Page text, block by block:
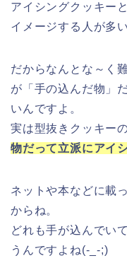
アイシングクッキー
イメージする人が多
だからなんとな～く
が「手の込んだ物」
いんですよ。
実は型抜きクッキー
物だって立派にアイ
ネットや本などに載
からね。
どれも手が込んでい
うんですよね(-_-;)